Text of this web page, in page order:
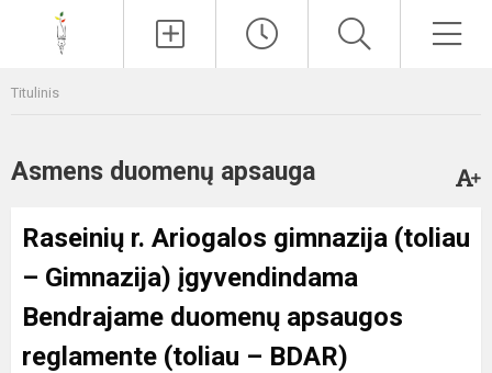
Titulinis
Asmens duomenų apsauga
Raseinių r. Ariogalos gimnazija (toliau
– Gimnazija) įgyvendindama
Bendrajame duomenų apsaugos
reglamente (toliau – BDAR)